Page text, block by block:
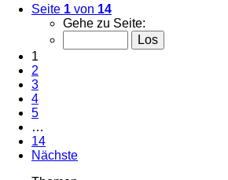
Seite 1 von 14
Gehe zu Seite:
1
2
3
4
5
…
14
Nächste